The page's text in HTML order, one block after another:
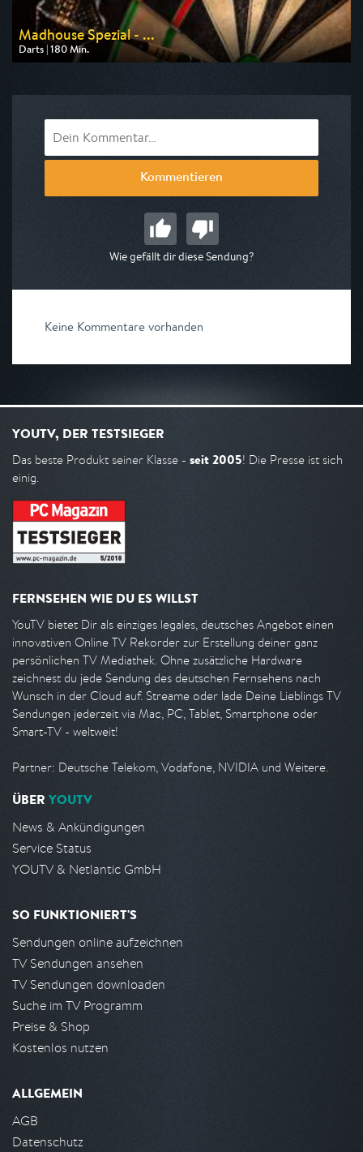
Madhouse Spezial - ...
Darts | 180 Min.
Ausgestrahlt von Sport 1
Kommentieren
Wie gefällt dir diese Sendung?
Keine Kommentare vorhanden
YOUTV, DER TESTSIEGER
Das beste Produkt seiner Klasse - seit 2005! Die Presse ist sich
einig.
FERNSEHEN WIE DU ES WILLST
YouTV bietet Dir als einziges legales, deutsches Angebot einen
innovativen Online TV Rekorder zur Erstellung deiner ganz
persönlichen TV Mediathek. Ohne zusätzliche Hardware
zeichnest du jede Sendung des deutschen Fernsehens nach
Wunsch in der Cloud auf. Streame oder lade Deine Lieblings TV
Sendungen jederzeit via Mac, PC, Tablet, Smartphone oder
Smart-TV - weltweit!
Partner: Deutsche Telekom, Vodafone, NVIDIA und Weitere.
ÜBER YOUTV
News & Ankündigungen
Service Status
YOUTV & Netlantic GmbH
SO FUNKTIONIERT'S
Sendungen online aufzeichnen
TV Sendungen ansehen
TV Sendungen downloaden
Suche im TV Programm
Preise & Shop
Kostenlos nutzen
ALLGEMEIN
AGB
Datenschutz